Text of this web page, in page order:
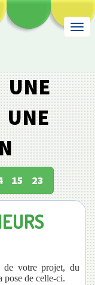
15 23
de votre projet, du
pose de celle-ci.